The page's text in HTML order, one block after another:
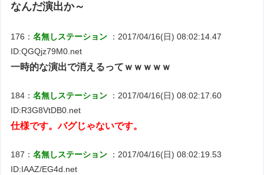
なんだ演出か～
176：名無しステーション
：2017/04/16(日) 08:02:14.47
ID:QGQjz79M0.net
一時的な演出で消えるってｗｗｗｗｗ
184：名無しステーション
：2017/04/16(日) 08:02:17.60
ID:R3G8VtDB0.net
仕様です。バグじゃないです。
187：名無しステーション
：2017/04/16(日) 08:02:19.53
ID:IAAZ/EG4d.net